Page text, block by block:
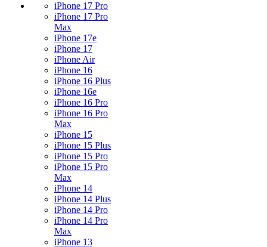
iPhone 17 Pro
iPhone 17 Pro
Max
iPhone 17e
iPhone 17
iPhone Air
iPhone 16
iPhone 16 Plus
iPhone 16e
iPhone 16 Pro
iPhone 16 Pro
Max
iPhone 15
iPhone 15 Plus
iPhone 15 Pro
iPhone 15 Pro
Max
iPhone 14
iPhone 14 Plus
iPhone 14 Pro
iPhone 14 Pro
Max
iPhone 13